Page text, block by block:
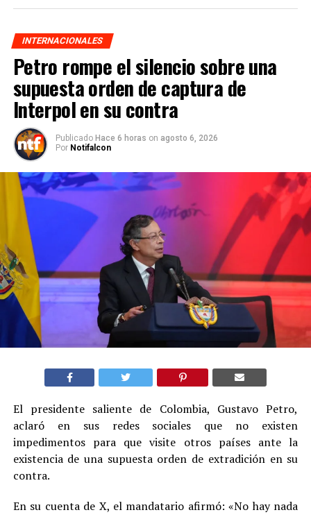
INTERNACIONALES
Petro rompe el silencio sobre una
supuesta orden de captura de
Interpol en su contra
Publicado Hace 6 horas on agosto 6, 2026
Por Notifalcon
El presidente saliente de Colombia, Gustavo Petro,
aclaró en sus redes sociales que no existen
impedimentos para que visite otros países ante la
existencia de una supuesta orden de extradición en su
contra.
En su cuenta de X, el mandatario afirmó: «No hay nada